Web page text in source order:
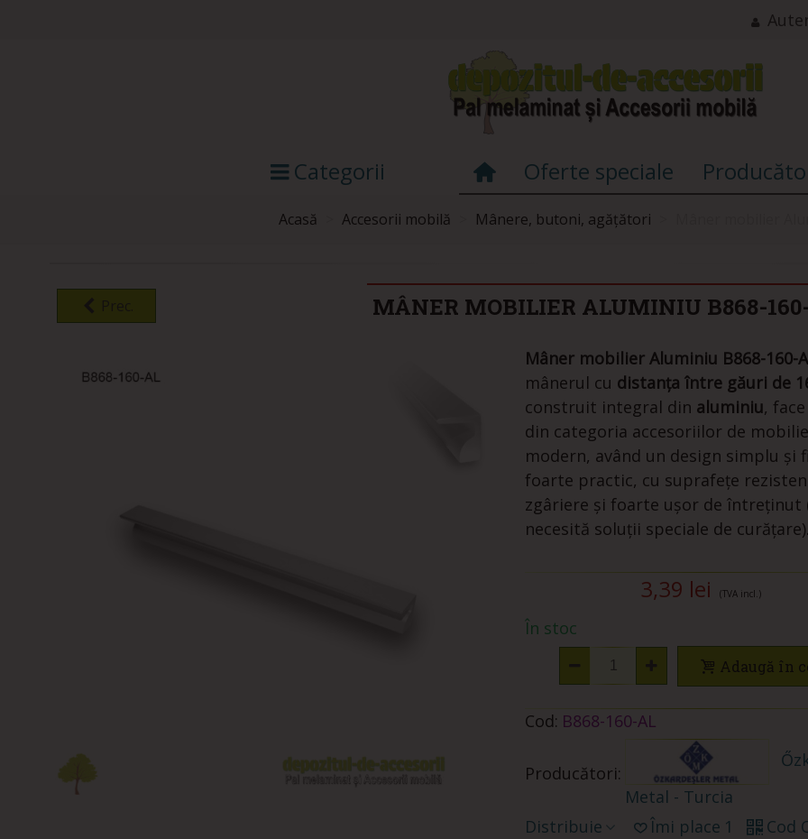
Categorii Oferte speciale
Acasă Accesorii mobilă Mânere, butoni, agățători
MÂNER MOBILIER ALUMINIU B868-
Mâner mobilier Aluminiu B868-160-
mânerul cu distanța între găuri de
construit integral din aluminiu,
din categoria accesoriilor de
modern, având un design simplu și
foarte practic, cu suprafețe
zgâriere și foarte ușor de întreținut
necesită soluții speciale de curățare).
3,39 lei (TVA incl.)
În stoc
Adaugă în
Cod: B868-160-AL
Producători:
Metal - Turcia
Distribuie
Îmi place 1
Cod